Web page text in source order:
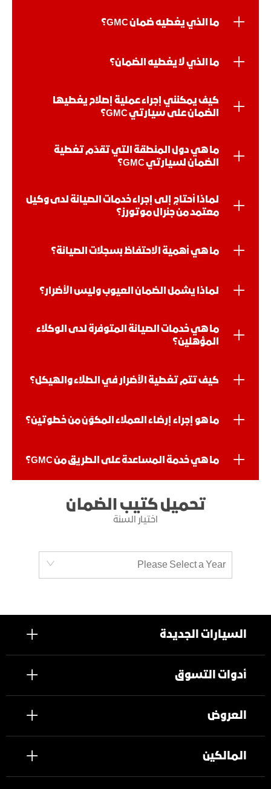
ما الذي يغطيه ضمان GMC؟
ما الذي لا يغطيه الضمان؟
كيف يمكنني إجراء عملية إصلاح يغطيها
الضمان على سيارتي GMC؟
ما هي دول المنطقة التي تقدّم تغطية
الضمان لسيارتي GMC؟
لماذا أحتاج إلى إجراء خدمات الصيانة لدى وكيل
معتمد من جنرال موتورز؟
ما هي أهمية الاحتفاظ بسجلات الصيانة؟
لماذا يشمل الضمان العيوب وليس الأضرار؟
ما هي خدمات الصيانة المتوفرة لدى الوكلاء
المؤهلين؟
كيف تتم تغطية الأضرار في الطلاء والهيكل؟
ما هو إجراء إرضاء العملاء المكوّن من خطوتين؟
ما هي خدمة المساعدة على الطريق من GMC؟
تحميل كتيب الضمان
اختيار السنة
Please Select a Year
السيارات الجديدة
أدوات التسوق
العروض
المالكين